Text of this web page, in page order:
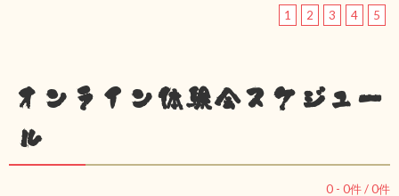
1 2 3 4 5
オンライン体験会スケジュー
ル
0 - 0件 /0件